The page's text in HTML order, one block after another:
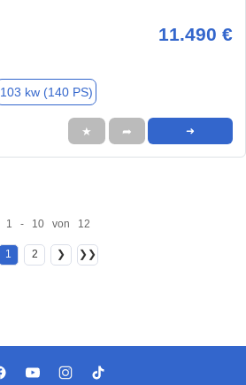
11.490 €
103 kw (140 PS)
★ ➦ ➜
1 - 10 von 12
1 2 ❯ ❯❯